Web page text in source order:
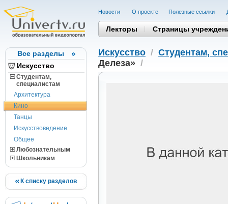
Все разделы
Искусство
Студентам,
cпециалистам
Архитектура
Кино
Танцы
Искусствоведение
Общее
Любознательным
Школьникам
К списку разделов
Новости О проекте Полезные cсылки
Лекторы Страницы
Искусство / Студентам,
Делеза» /